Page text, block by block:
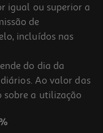
igual ou superior a
de
incluídos nas
do dia da
Ao valor das
sobre a utilização